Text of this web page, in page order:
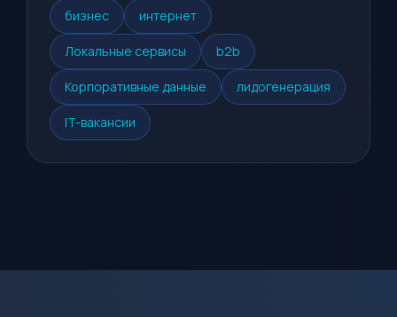
бизнес интернет
Локальные сервисы b2b
Корпоративные данные лидогенерация
IT-вакансии